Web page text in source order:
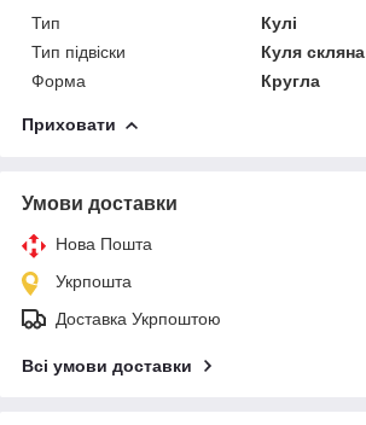
Тип
Кулі
Тип підвіски
Куля скляна
Форма
Кругла
Приховати
Умови доставки
Нова Пошта
Укрпошта
Доставка Укрпоштою
Всі умови доставки